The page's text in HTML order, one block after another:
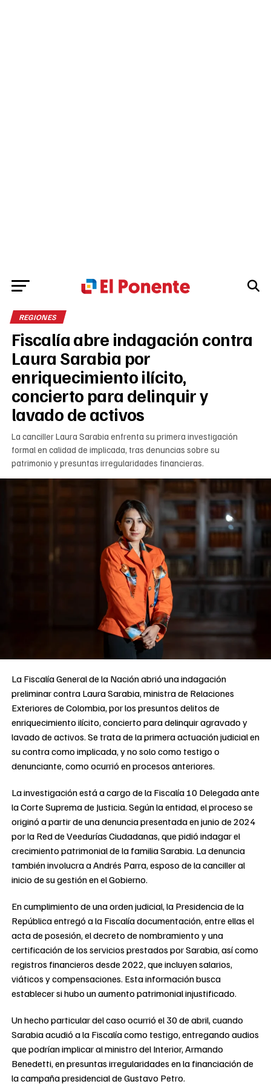
REGIONES
Fiscalía abre indagación contra
Laura Sarabia por
enriquecimiento ilícito,
concierto para delinquir y
lavado de activos
La canciller Laura Sarabia enfrenta su primera investigación
formal en calidad de implicada, tras denuncias sobre su
patrimonio y presuntas irregularidades financieras.
La Fiscalía General de la Nación abrió una indagación
preliminar contra Laura Sarabia, ministra de Relaciones
Exteriores de Colombia, por los presuntos delitos de
enriquecimiento ilícito, concierto para delinquir agravado y
lavado de activos. Se trata de la primera actuación judicial en
su contra como implicada, y no solo como testigo o
denunciante, como ocurrió en procesos anteriores.
La investigación está a cargo de la Fiscalía 10 Delegada ante
la Corte Suprema de Justicia. Según la entidad, el proceso se
originó a partir de una denuncia presentada en junio de 2024
por la Red de Veedurías Ciudadanas, que pidió indagar el
crecimiento patrimonial de la familia Sarabia. La denuncia
también involucra a Andrés Parra, esposo de la canciller al
inicio de su gestión en el Gobierno.
En cumplimiento de una orden judicial, la Presidencia de la
República entregó a la Fiscalía documentación, entre ellas el
acta de posesión, el decreto de nombramiento y una
certificación de los servicios prestados por Sarabia, así como
registros financieros desde 2022, que incluyen salarios,
viáticos y compensaciones. Esta información busca
establecer si hubo un aumento patrimonial injustificado.
Un hecho particular del caso ocurrió el 30 de abril, cuando
Sarabia acudió a la Fiscalía como testigo, entregando audios
que podrían implicar al ministro del Interior, Armando
Benedetti, en presuntas irregularidades en la financiación de
la campaña presidencial de Gustavo Petro.